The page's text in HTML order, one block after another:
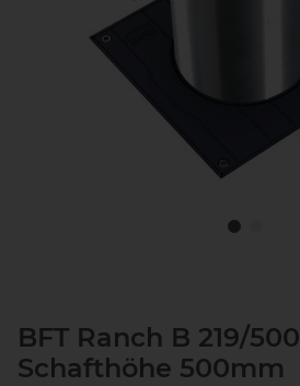
BFT Ranch B 219/
Schafthöhe 500mm